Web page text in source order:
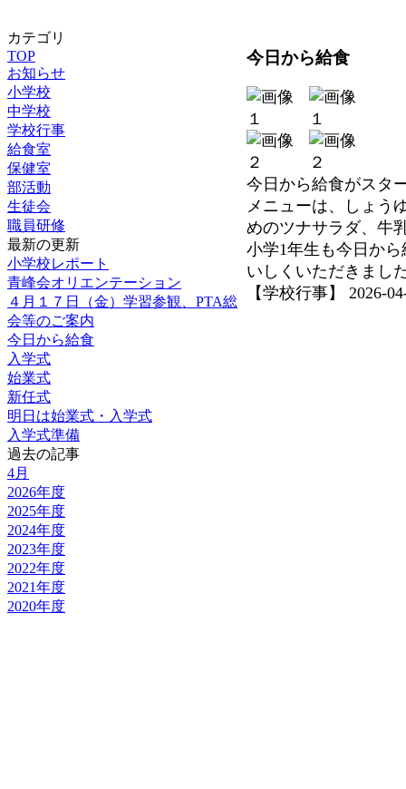
カテゴリ
TOP
お知らせ
小学校
中学校
学校行事
給食室
保健室
部活動
生徒会
職員研修
最新の更新
小学校レポート
青峰会オリエンテーション
４月１７日（金）学習参観、PTA総
会等のご案内
今日から給食
入学式
始業式
新任式
明日は始業式・入学式
入学式準備
過去の記事
4月
2026年度
2025年度
2024年度
2023年度
2022年度
2021年度
2020年度
今日から給食
今日から給食がスタ
メニューは、しょう
めのツナサラダ、牛
小学1年生も今日か
いしくいただきまし
【学校行事】 2026-